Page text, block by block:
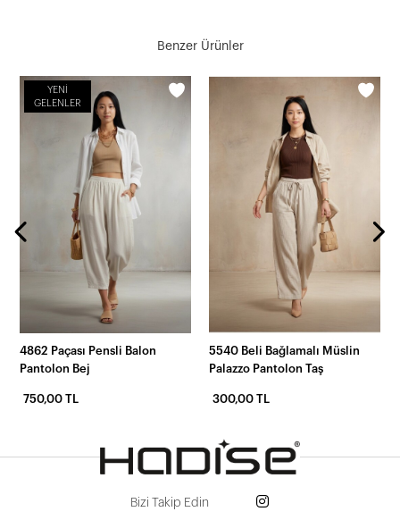
Benzer Ürünler
YENI
GELENLER
4862 Paçası Pensli Balon
Pantolon Bej
750,00 TL
5540 Beli Bağlamalı Müslin
Palazzo Pantolon Taş
300,00 TL
Bizi Takip Edin